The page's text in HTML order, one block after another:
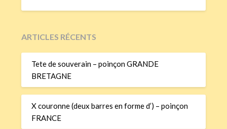
ARTICLES RÉCENTS
Tete de souverain – poinçon GRANDE
BRETAGNE
X couronne (deux barres en forme d’) – poinçon
FRANCE